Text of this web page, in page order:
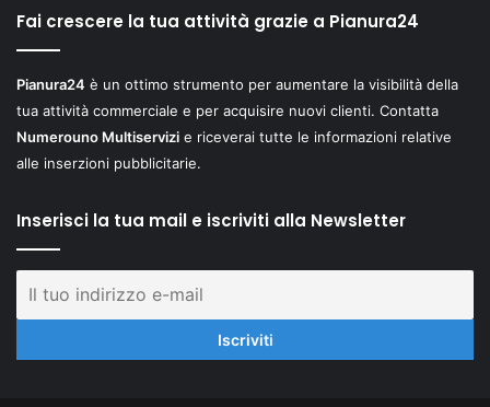
Fai crescere la tua attività grazie a Pianura24
Pianura24 è un ottimo strumento per aumentare la visibilità della
tua attività commerciale e per acquisire nuovi clienti. Contatta
Numerouno Multiservizi e riceverai tutte le informazioni relative
alle inserzioni pubblicitarie.
Inserisci la tua mail e iscriviti alla Newsletter